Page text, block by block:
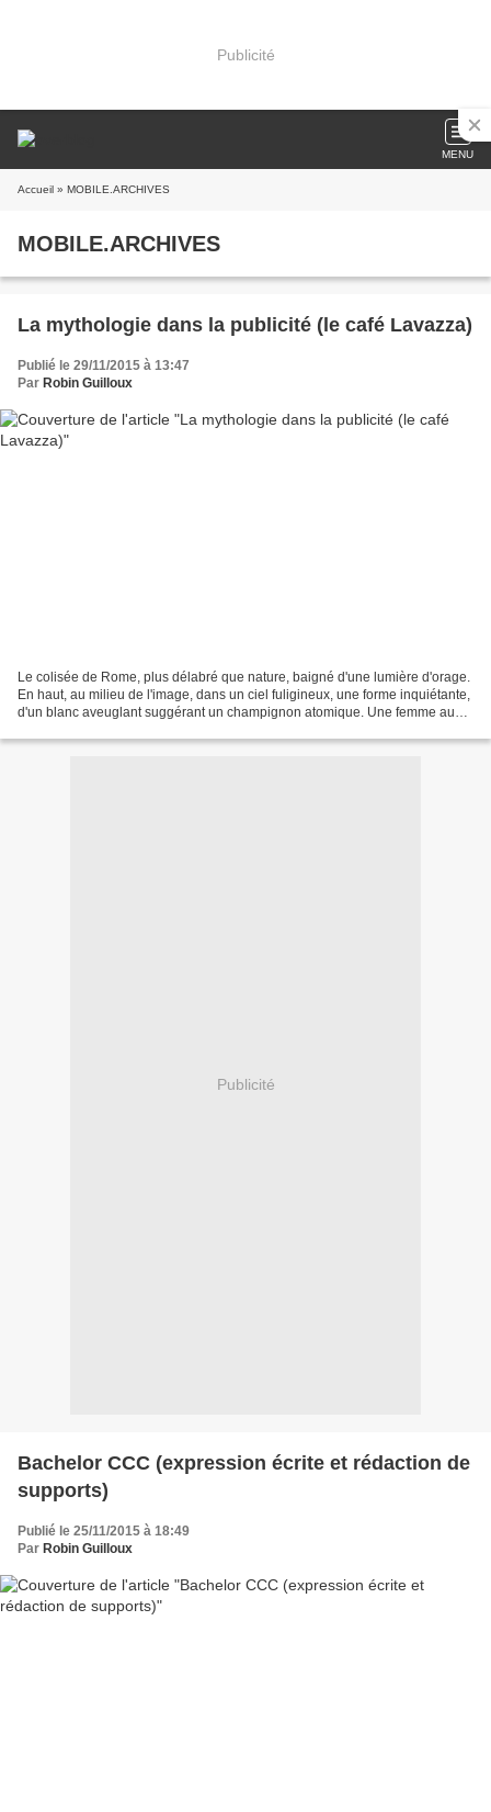
Publicité
MENU
Accueil » MOBILE.ARCHIVES
MOBILE.ARCHIVES
La mythologie dans la publicité (le café Lavazza)
Publié le 29/11/2015 à 13:47
Par Robin Guilloux
Le colisée de Rome, plus délabré que nature, baigné d'une lumière d'orage.
En haut, au milieu de l'image, dans un ciel fuligineux, une forme inquiétante,
d'un blanc aveuglant suggérant un champignon atomique. Une femme au
Publicité
Bachelor CCC (expression écrite et rédaction de
supports)
Publié le 25/11/2015 à 18:49
Par Robin Guilloux